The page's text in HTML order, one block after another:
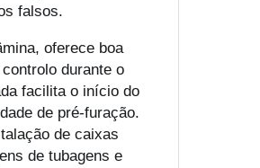
falsos.
oferece boa
durante o
facilita o início do
de pré-furação.
de caixas
de tubagens e